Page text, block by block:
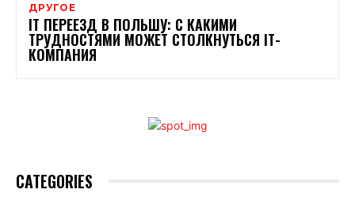
ДРУГОЕ
ІТ ПЕРЕЕЗД В ПОЛЬШУ: С КАКИМИ
ТРУДНОСТЯМИ МОЖЕТ СТОЛКНУТЬСЯ ІТ-
КОМПАНИЯ
CATEGORIES